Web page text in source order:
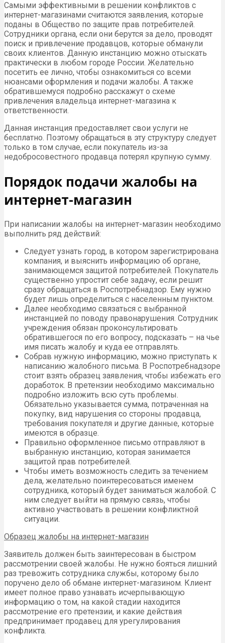
Самыми эффективными в решении конфликтов с
интернет-магазинами считаются заявления, которые
поданы в Общество по защите прав потребителей.
Сотрудники органа, если они берутся за дело, проводят
поиск и привлечение продавцов, которые обманули
своих клиентов. Данную инстанцию можно отыскать
практически в любом городе России. Желательно
посетить ее лично, чтобы ознакомиться со всеми
нюансами оформления и подачи жалобы. А также
обратившемуся подробно расскажут о схеме
привлечения владельца интернет-магазина к
ответственности.
Данная инстанция предоставляет свои услуги не
бесплатно. Поэтому обращаться в эту структуру следует
только в том случае, если покупатель из-за
недобросовестного продавца потерял крупную сумму.
Порядок подачи жалобы на
интернет-магазин
При написании жалобы на интернет-магазин необходимо
выполнить ряд действий:
Следует узнать город, в котором зарегистрирована
компания, и выяснить информацию об органе,
занимающемся защитой потребителей. Покупатель
существенно упростит себе задачу, если решит
сразу обращаться в Роспотребнадзор. Ему нужно
будет лишь определиться с населенным пунктом.
Далее необходимо связаться с выбранной
инстанцией по поводу правонарушения. Сотрудник
учреждения обязан проконсультировать
обратившегося по его вопросу, подсказать – на чье
имя писать жалобу и куда ее отправлять.
Собрав нужную информацию, можно приступать к
написанию жалобного письма. В Роспотребнадзоре
стоит взять образец заявления, чтобы избежать его
доработок. В претензии необходимо максимально
подробно изложить всю суть проблемы.
Обязательно указывается сумма, потраченная на
покупку, вид нарушения со стороны продавца,
требования покупателя и другие данные, которые
имеются в образце.
Правильно оформленное письмо отправляют в
выбранную инстанцию, которая занимается
защитой прав потребителей.
Чтобы иметь возможность следить за течением
дела, желательно поинтересоваться именем
сотрудника, который будет заниматься жалобой. С
ним следует выйти на прямую связь, чтобы
активно участвовать в решении конфликтной
ситуации.
Образец жалобы на интернет-магазин
Заявитель должен быть заинтересован в быстром
рассмотрении своей жалобы. Не нужно бояться лишний
раз тревожить сотрудника службы, которому было
поручено дело об обмане интернет-магазином. Клиент
имеет полное право узнавать исчерпывающую
информацию о том, на какой стадии находится
рассмотрение его претензии, и какие действия
предпринимает продавец для урегулирования
конфликта.